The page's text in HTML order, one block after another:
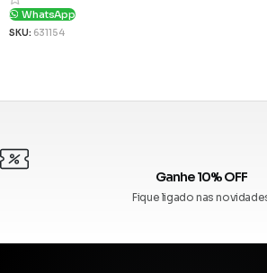
WhatsApp
SKU: 631154
Ganhe 10% OFF
Fique ligado nas novidades